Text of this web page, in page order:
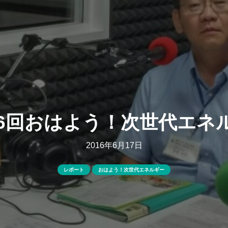
回おはよう！次世代エネ
2016年6月17日
レポート おはよう！次世代エネルギー